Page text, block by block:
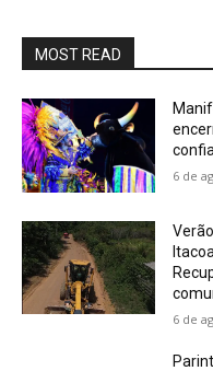
MOST READ
6 de
6 de